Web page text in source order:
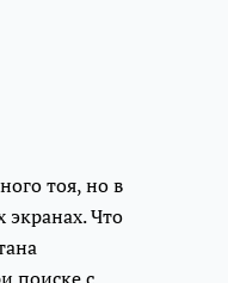
тоя, но в
Что